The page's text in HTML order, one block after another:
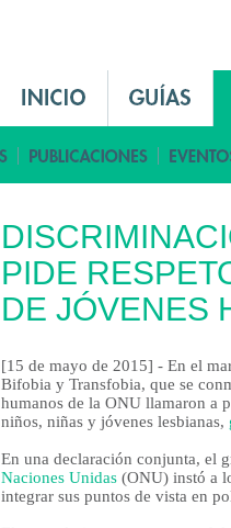
i
n
e
n
u
E
PIDE
DE JÓVENES
[15 de mayo de 2015] - En el
Bifobia y Transfobia, que se
humanos de la ONU llamaron a
niños, niñas y jóvenes lesbianas,
En una declaración conjunta, el
Naciones Unidas (ONU) instó a
integrar sus puntos de vista en